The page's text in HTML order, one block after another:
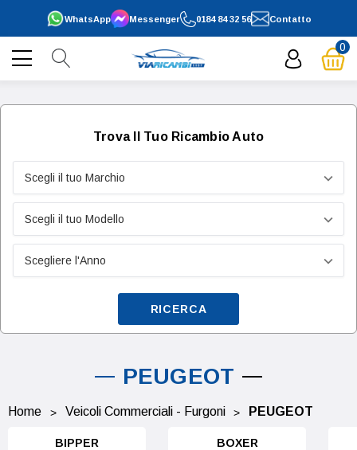
0184 84 32 56
WhatsApp Contatto
Messenger
0
Trova Il Tuo Ricambio Auto
RICERCA
PEUGEOT
Home Veicoli Commerciali - Furgoni PEUGEOT
BIPPER BOXER